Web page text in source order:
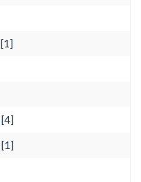
[1]
[4]
[1]